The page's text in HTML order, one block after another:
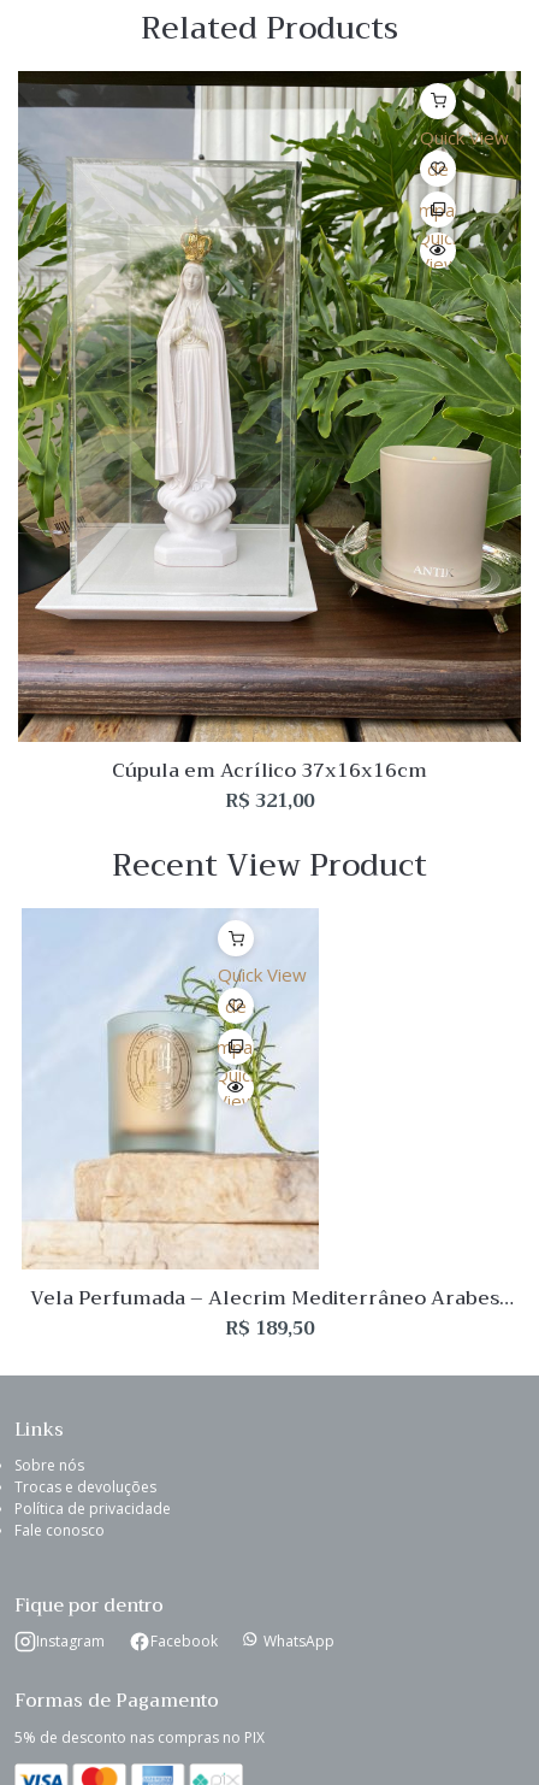
Related Products
Quick View
Lista
de
Desejo
Comparar
Quick
View
Cúpula em Acrílico 37x16x16cm
R$321,00
Recent View Product
Quick View
Lista
de
Desejo
Comparar
Quick
View
Vela Perfumada – Alecrim Mediterrâneo Arabesc
210g L’Envie
R$ 189,50
Links
Sobre nós
Trocas e devoluções
Política de privacidade
Fale conosco
Fique por dentro
Instagram Facebook WhatsApp
Formas de Pagamento
5% de desconto nas compras no PIX